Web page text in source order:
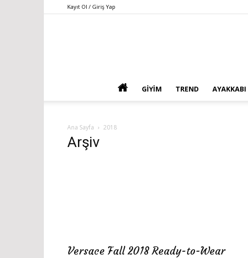
Kayıt Ol / Giriş Yap
GIYIM TREND AYAKKABI
Ana Sayfa 2018
Arşiv
Versace Fall 2018 Ready-to-Wear